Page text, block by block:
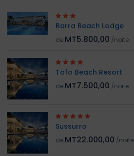
Barra Beach Lodge
de MT5.800,00 /noite
Tofo Beach Resort
de MT7.500,00 /noite
Sussurro
de MT22.000,00 /noite